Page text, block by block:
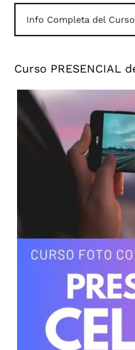
Info Completa del Curso
Curso PRESENCIAL